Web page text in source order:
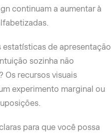
continuam a aumentar à
estatísticas de apresentação
sozinha não
Os recursos visuais
experimento marginal ou
para que você possa